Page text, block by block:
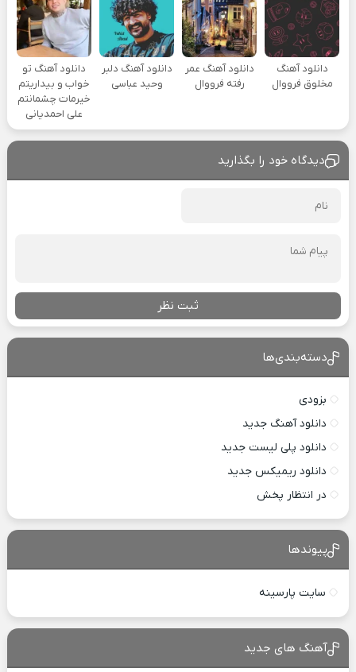
دانلود آهنگ
مخلوق فرووال
دانلود آهنگ عمر
رفته فرووال
دانلود آهنگ دلبر
وحید عباسی
دانلود آهنگ تو
خواب و بیداریتم
خیرمات چشمانتم
علی احمدیانی
دیدگاه خود را بگذارید
ثبت نظر
دسته‌بندی‌ها
بزودی
دانلود آهنگ جدید
دانلود پلی لیست جدید
دانلود ریمیکس جدید
در انتظار پخش
پیوندها
سایت پارسینه
آهنگ های جدید